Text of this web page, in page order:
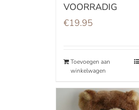
VOORRADIG
€19.95
Toevoegen aan
winkelwagen